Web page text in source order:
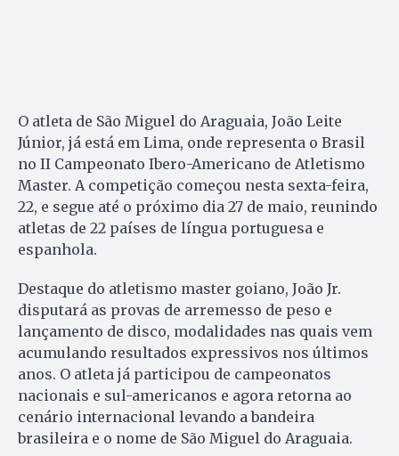
O atleta de São Miguel do Araguaia, João Leite
Júnior, já está em Lima, onde representa o Brasil
no II Campeonato Ibero-Americano de Atletismo
Master. A competição começou nesta sexta-feira,
22, e segue até o próximo dia 27 de maio, reunindo
atletas de 22 países de língua portuguesa e
espanhola.
Destaque do atletismo master goiano, João Jr.
disputará as provas de arremesso de peso e
lançamento de disco, modalidades nas quais vem
acumulando resultados expressivos nos últimos
anos. O atleta já participou de campeonatos
nacionais e sul-americanos e agora retorna ao
cenário internacional levando a bandeira
brasileira e o nome de São Miguel do Araguaia.